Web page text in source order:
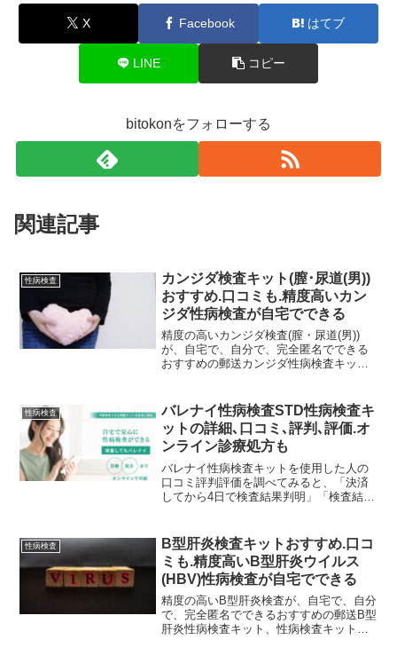
X Facebook はてブ
LINE コピー
bitokonをフォローする
関連記事
性病検査
カンジダ検査キット(膣･尿道(男))
おすすめ.口コミも.精度高いカン
ジダ性病検査が自宅でできる
精度の高いカンジダ検査(膣・尿道(男))
が、自宅で、自分で、完全匿名でできる
おすすめの郵送カンジダ性病検査キッ
が、検査精度高く、完全匿名で人と会う
ことも無く検査ができ、検査結果も早く
分かるのでおすすめです。
性病検査
バレナイ性病検査STD性病検査キ
ットの詳細､口コミ､評判､評価.オ
ンライン診療処方も
バレナイ性病検査キットを使用した人の
口コミ評判評価を調べてみると、「決済
してから4日で検査結果判明」「検査結果
に検査結果分かる」「同居人にバレナイ
ように検査キット受け取れる」「ネット
で検査結果確認できる」などがありまし
た。
性病検査
B型肝炎検査キットおすすめ.口コ
ミも.精度高いB型肝炎ウイルス
(HBV)性病検査が自宅でできる
精度の高いB型肝炎検査が、自宅で、自分
で、完全匿名でできるおすすめの郵送B型
肝炎性病検査キット、性病検査キットの